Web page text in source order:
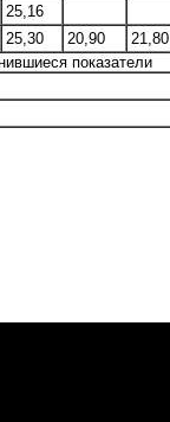
25,16
25,30 20,90 21,80
показатели